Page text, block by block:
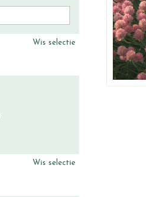
Wis selectie
Wis selectie